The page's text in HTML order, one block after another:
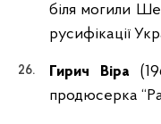
біля могили
русифікації
Гирич Віра
продюсерка